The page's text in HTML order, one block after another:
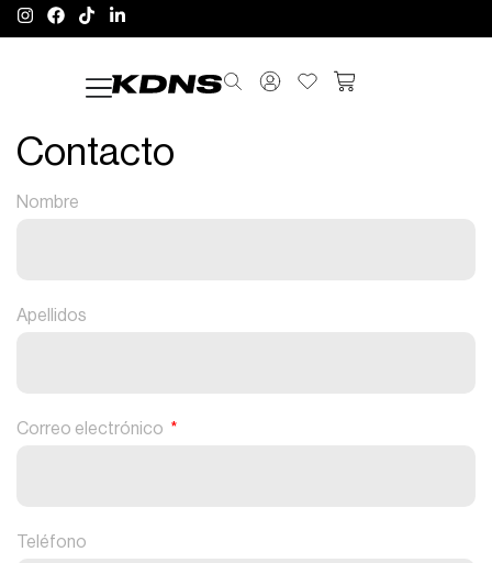
Contacto
Nombre
Apellidos
Correo electrónico
Teléfono